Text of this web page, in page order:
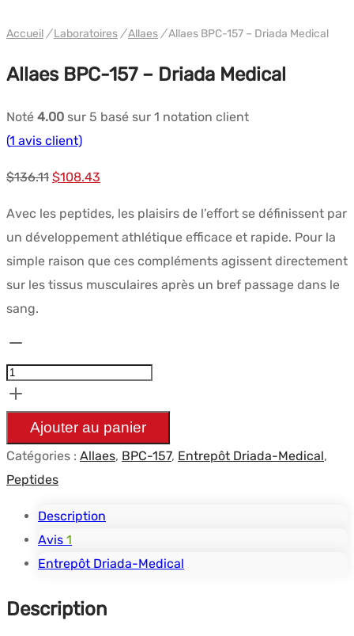
Accueil / Laboratoires /Allaes /Allaes BPC-157 – Driada Medical
Allaes BPC-157 – Driada Medical
Noté 4.00 sur 5 basé sur 1 notation client
(1 avis client)
$136.11 Le
initial
était :
$136.11.
$108.43
actuel
Avec les peptides, les plaisirs de l’effort se définissent par
un développement athlétique efficace et rapide. Pour la
simple raison que ces compléments agissent directement
sur les tissus musculaires après un bref passage dans le
sang.
de
BPC-
157
-
Driada
Medical
Ajouter au panier
Catégories : Allaes, BPC-157, Entrepôt Driada-Medical,
Peptides
Description
Avis 1
Entrepôt Driada-Medical
Description